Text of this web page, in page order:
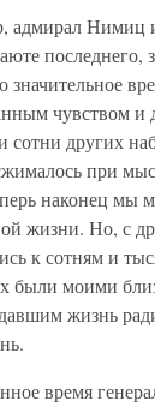
адмирал Нимиц
последнего,
значительное
чувством и
сотни других
при
наконец мы
жизни. Но, с
к сотням и
были моими
жизнь
время